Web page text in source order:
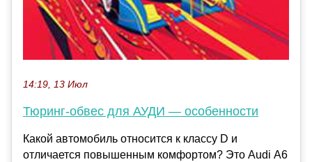
14:19, 13 Июл
Тюринг-обвес для АУДИ — особенности
Какой автомобиль относится к классу D и
отличается повышенным комфортом? Это Audi А6